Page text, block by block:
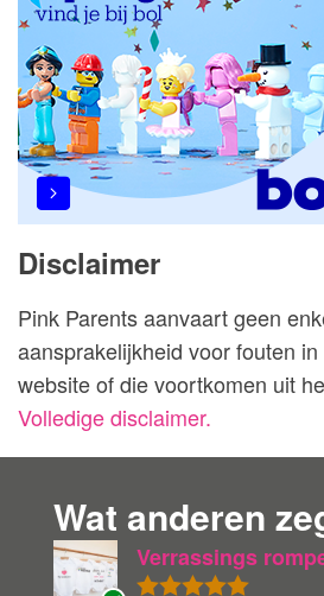
Disclaimer
Pink Parents aanvaart geen
aansprakelijkheid voor fouten
website of die voortkomen uit
Volledige disclaimer.
Wat anderen
Verrassings